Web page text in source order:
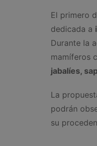
El primero
dedicada a
Durante la
mamíferos
jabalíes,
La
podrán
su